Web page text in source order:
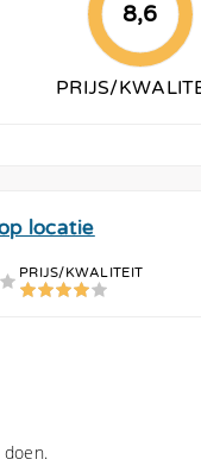
8,6
PRIJS/
locatie
PRIJS/KWALITEIT